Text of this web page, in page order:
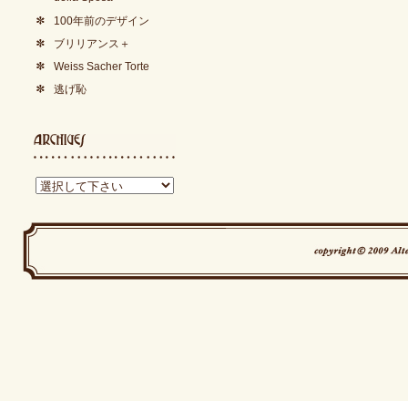
100年前のデザイン
ブリリアンス＋
Weiss Sacher Torte
逃げ恥